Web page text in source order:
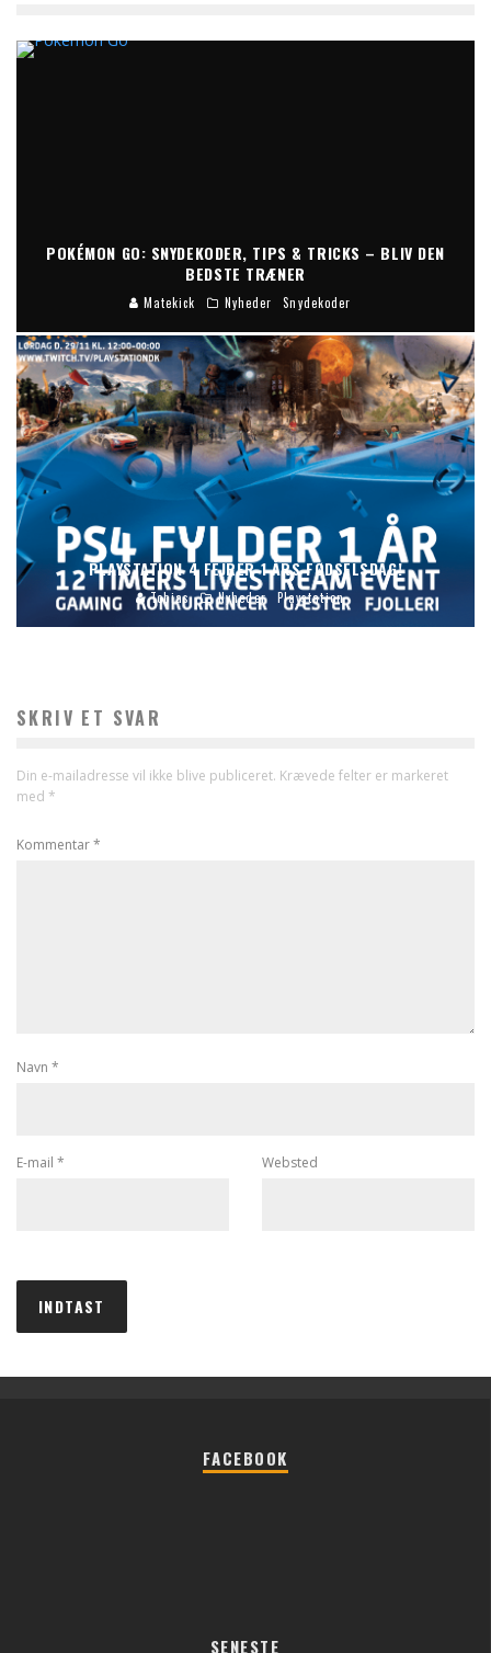
POKÉMON GO: SNYDEKODER, TIPS & TRICKS – BLIV DEN
BEDSTE TRÆNER
Matekick Nyheder Snydekoder
PLAYSTATION 4 FEJRER 1 ÅRS FØDSELSDAG!
Tobias Nyheder Playstation
SKRIV ET SVAR
Din e-mailadresse vil ikke blive publiceret. Krævede felter er markeret
med *
Kommentar*
Navn *
E-mail * Websted
FACEBOOK
SENESTE